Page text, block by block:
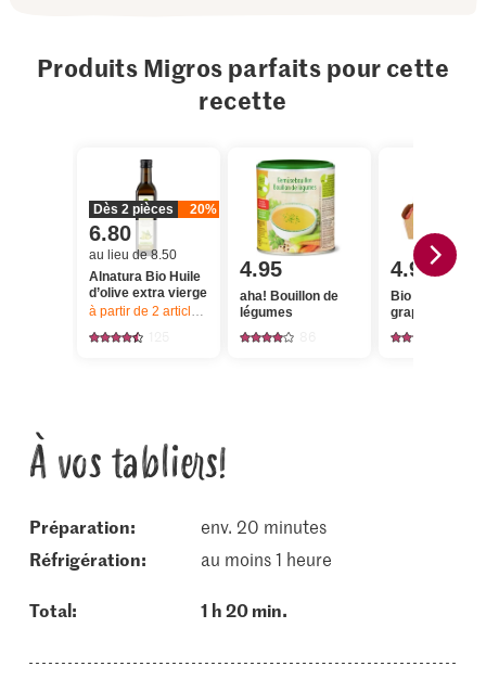
Produits Migros parfaits pour cette
recette
Dès 2 pièces 20%
6.80
au lieu de 8.50
Alnatura Bio Huile
d’olive extra vierge
à partir de 2 articles, Offre valable du 6.8 au 12.8.2026, jusqu’à
4.95
aha! Bouillon de
légumes
4.95
Bio Tomates en
grappes
À vos tabliers!
Préparation:
env. 20 minutes
réfrigération:
au moins 1 heure
Total: 1 h 20 min.